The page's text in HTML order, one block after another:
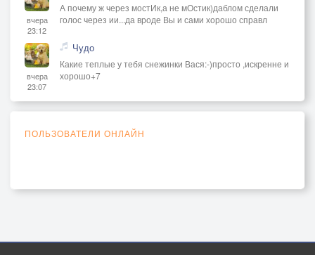
вчера
23:12
А почему ж через мостИк,а не мОстик)даблом сделали
голос через ии...да вроде Вы и сами хорошо справл
вчера
23:07
Чудо
Какие теплые у тебя снежинки Вася:-)просто ,искренне и
хорошо+7
ПОЛЬЗОВАТЕЛИ ОНЛАЙН